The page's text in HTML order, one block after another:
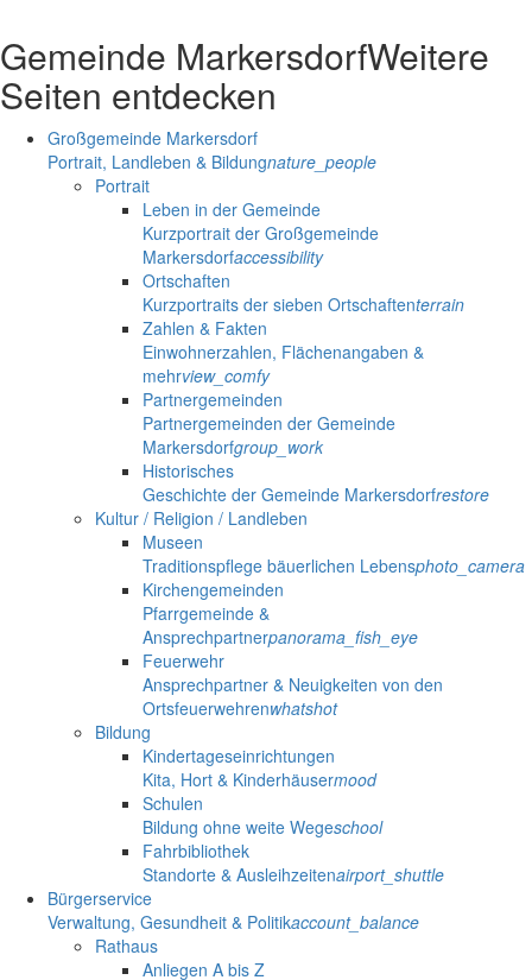
Gemeinde MarkersdorfWeitere
Seiten entdecken
Großgemeinde Markersdorf
Portrait, Landleben & Bildungnature_people
Portrait
Leben in der Gemeinde
Kurzportrait der Großgemeinde
Markersdorfaccessibility
Ortschaften
Kurzportraits der sieben Ortschaftenterrain
Zahlen & Fakten
Einwohnerzahlen, Flächenangaben &
mehrview_comfy
Partnergemeinden
Partnergemeinden der Gemeinde
Markersdorfgroup_work
Historisches
Geschichte der Gemeinde Markersdorfrestore
Kultur / Religion / Landleben
Museen
Traditionspflege bäuerlichen Lebensphoto_camera
Kirchengemeinden
Pfarrgemeinde &
Ansprechpartnerpanorama_fish_eye
Feuerwehr
Ansprechpartner & Neuigkeiten von den
Ortsfeuerwehrenwhatshot
Bildung
Kindertageseinrichtungen
Kita, Hort & Kinderhäusermood
Schulen
Bildung ohne weite Wegeschool
Fahrbibliothek
Standorte & Ausleihzeitenairport_shuttle
Bürgerservice
Verwaltung, Gesundheit & Politikaccount_balance
Rathaus
Anliegen A bis Z